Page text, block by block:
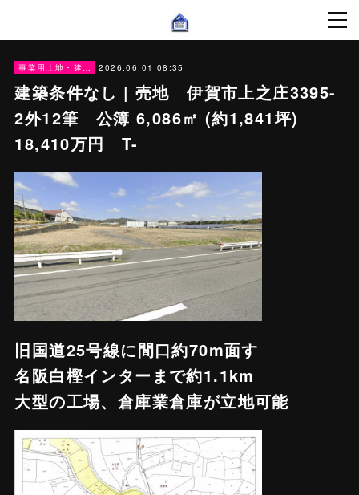
事業用土地・建物 2026.06.01 08:35
建築条件なし | 売地 伊賀市上之庄3395-
2外12筆 公簿 6,086㎡ (約1,841坪)
18,410万円 T-
旧国道25号線に間口約70m面す
名阪白樫インターまで約1.1km
大型の工場、倉庫業倉庫が立地可能